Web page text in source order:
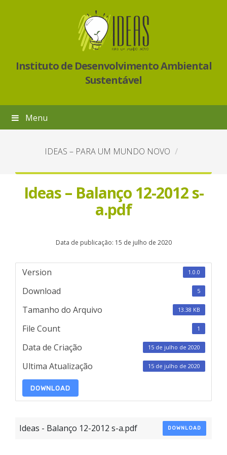
Instituto de Desenvolvimento Ambiental
Sustentável
Menu
IDEAS – PARA UM MUNDO NOVO
Ideas – Balanço 12-2012 s-
a.pdf
Data de publicação: 15 de julho de 2020
Version 1.0.0
Download 5
Tamanho do Arquivo 13.38 KB
File Count 1
Data de Criação 15 de julho de 2020
Ultima Atualização 15 de julho de 2020
DOWNLOAD
Ideas - Balanço 12-2012 s-a.pdf DOWNLOAD